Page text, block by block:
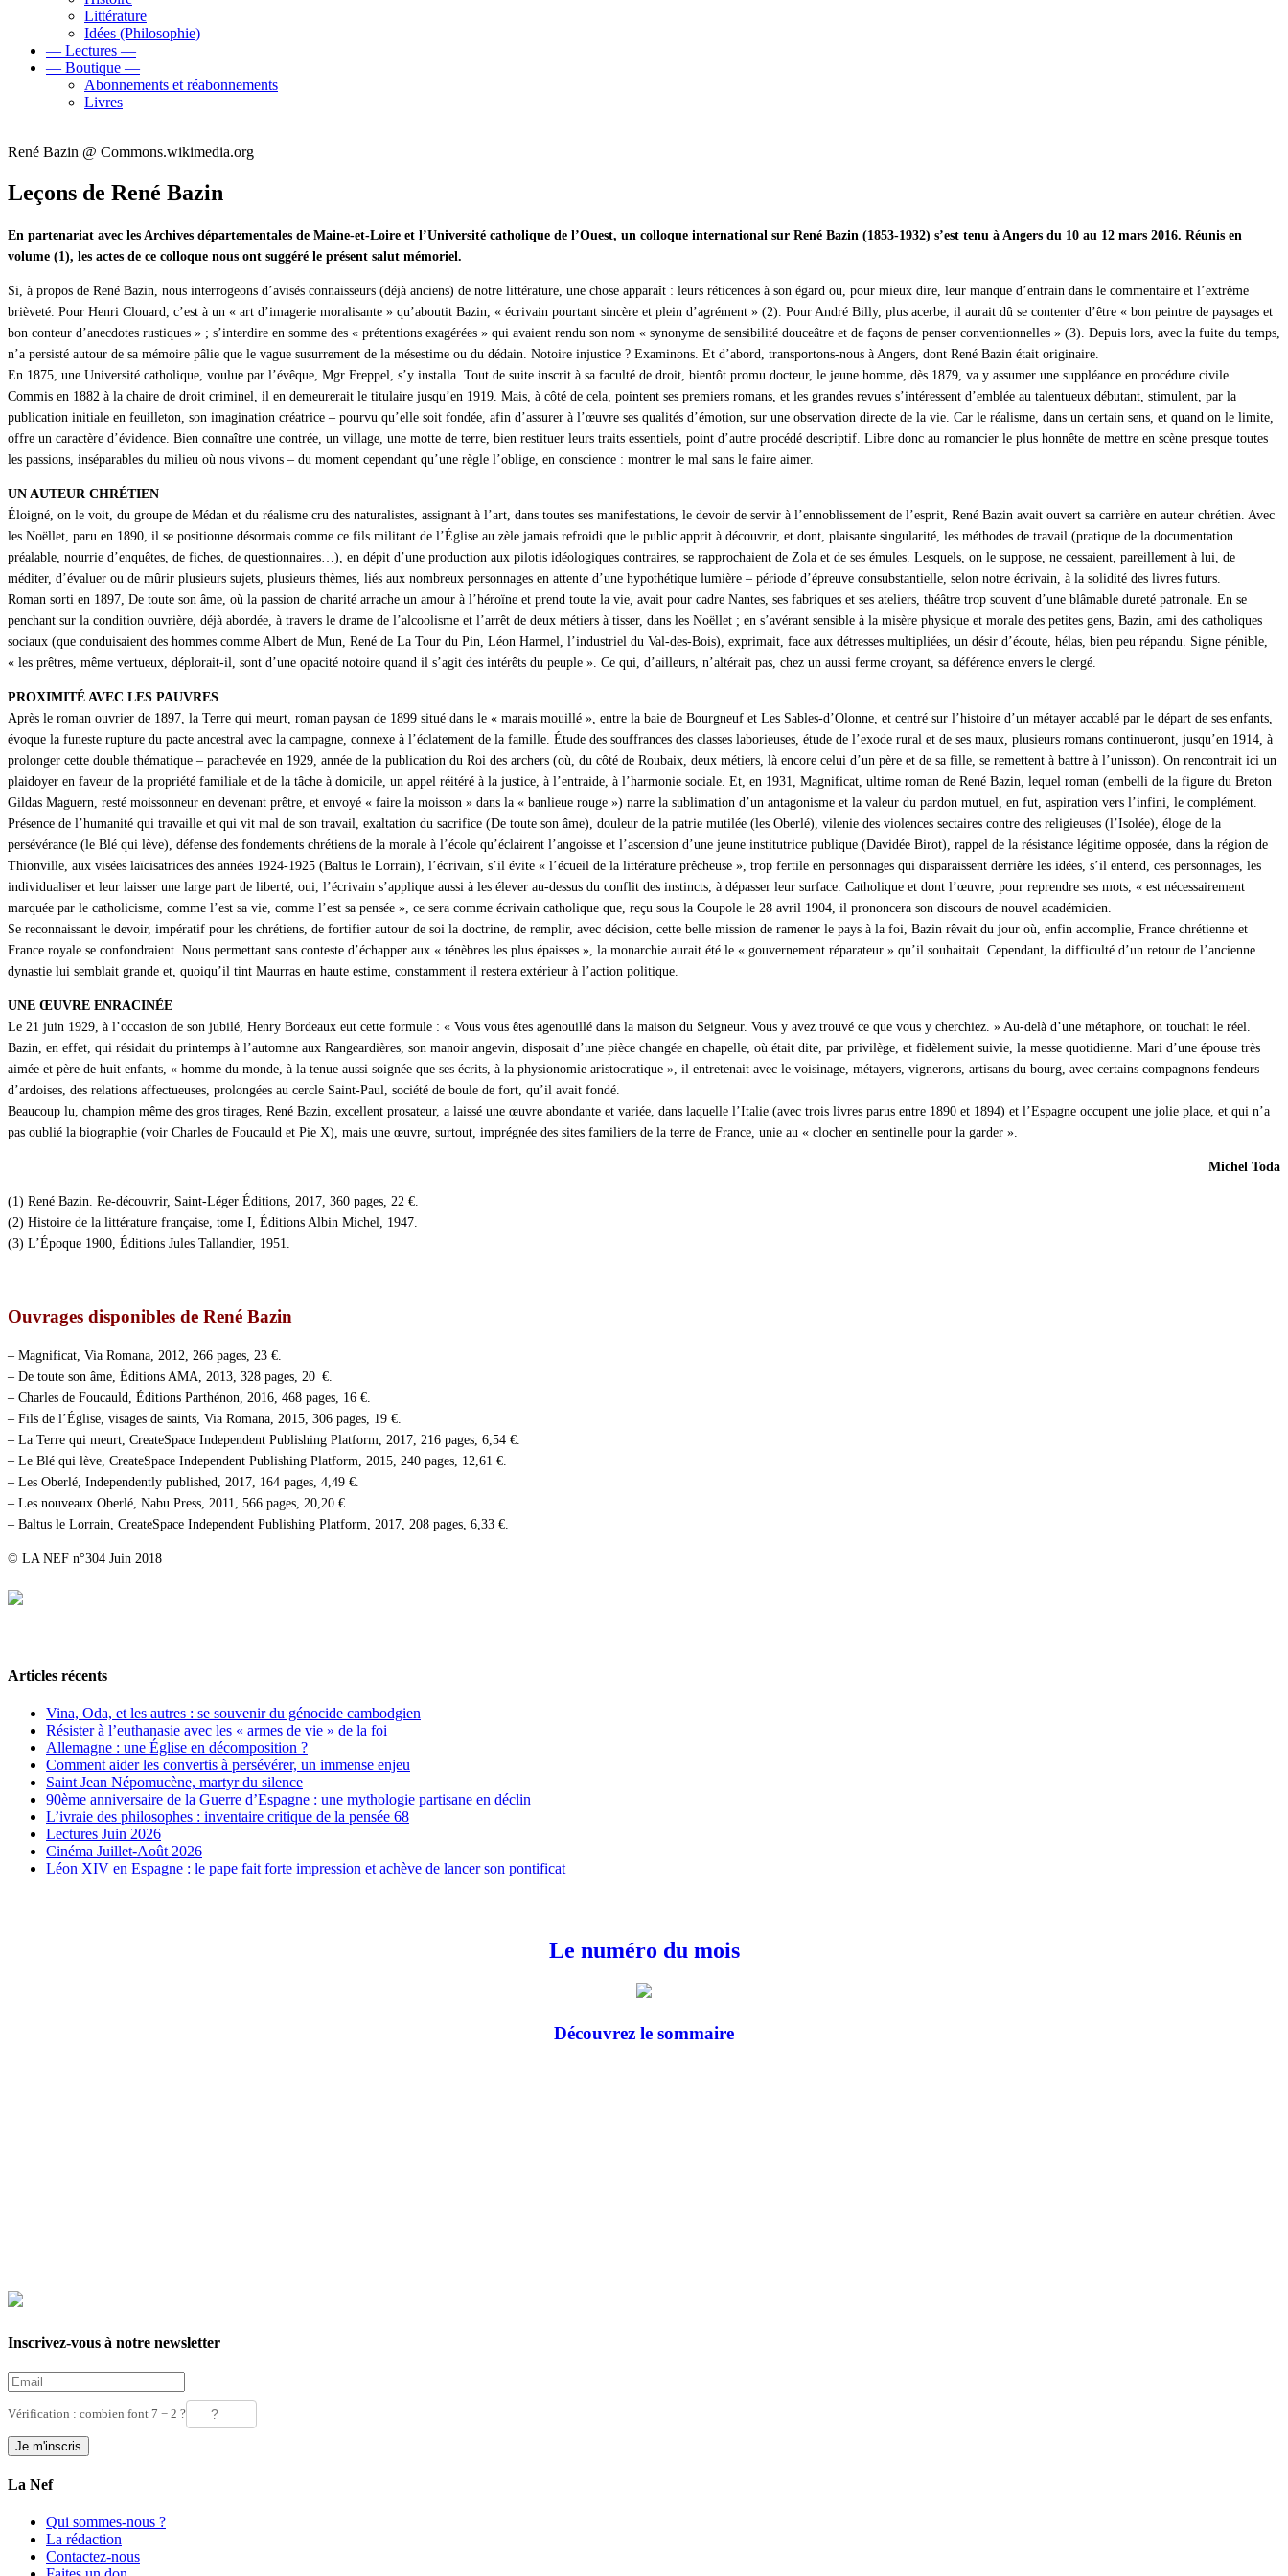
Littérature
Idées (Philosophie)
— Lectures —
— Boutique —
Abonnements et réabonnements
Livres
René Bazin @ Commons.wikimedia.org
Leçons de René Bazin
En partenariat avec les Archives départementales de Maine-et-Loire et l’Université catholique de l’Ouest, un colloque international sur René Bazin (1853-1932) s’est tenu à Angers du 10 au 12 mars 2016. Réunis en
volume (1), les actes de ce colloque nous ont suggéré le présent salut mémoriel.
Si, à propos de René Bazin, nous interrogeons d’avisés connaisseurs (déjà anciens) de notre littérature, une chose apparaît : leurs réticences à son égard ou, pour mieux dire, leur manque d’entrain dans le commentaire et l’extrême
brièveté. Pour Henri Clouard, c’est à un « art d’imagerie moralisante » qu’aboutit Bazin, « écrivain pourtant sincère et plein d’agrément » (2). Pour André Billy, plus acerbe, il aurait dû se contenter d’être « bon peintre de paysages et
bon conteur d’anecdotes rustiques » ; s’interdire en somme des « prétentions exagérées » qui avaient rendu son nom « synonyme de sensibilité douceâtre et de façons de penser conventionnelles » (3). Depuis lors, avec la fuite du temps,
n’a persisté autour de sa mémoire pâlie que le vague susurrement de la mésestime ou du dédain. Notoire injustice ? Examinons. Et d’abord, transportons-nous à Angers, dont René Bazin était originaire.
En 1875, une Université catholique, voulue par l’évêque, Mgr Freppel, s’y installa. Tout de suite inscrit à sa faculté de droit, bientôt promu docteur, le jeune homme, dès 1879, va y assumer une suppléance en procédure civile.
Commis en 1882 à la chaire de droit criminel, il en demeurerait le titulaire jusqu’en 1919. Mais, à côté de cela, pointent ses premiers romans, et les grandes revues s’intéressent d’emblée au talentueux débutant, stimulent, par la
publication initiale en feuilleton, son imagination créatrice – pourvu qu’elle soit fondée, afin d’assurer à l’œuvre ses qualités d’émotion, sur une observation directe de la vie. Car le réalisme, dans un certain sens, et quand on le limite,
offre un caractère d’évidence. Bien connaître une contrée, un village, une motte de terre, bien restituer leurs traits essentiels, point d’autre procédé descriptif. Libre donc au romancier le plus honnête de mettre en scène presque toutes
les passions, inséparables du milieu où nous vivons – du moment cependant qu’une règle l’oblige, en conscience : montrer le mal sans le faire aimer.
UN AUTEUR CHRÉTIEN
Éloigné, on le voit, du groupe de Médan et du réalisme cru des naturalistes, assignant à l’art, dans toutes ses manifestations, le devoir de servir à l’ennoblissement de l’esprit, René Bazin avait ouvert sa carrière en auteur chrétien. Avec
les Noëllet, paru en 1890, il se positionne désormais comme ce fils militant de l’Église au zèle jamais refroidi que le public apprit à découvrir, et dont, plaisante singularité, les méthodes de travail (pratique de la documentation
préalable, nourrie d’enquêtes, de fiches, de questionnaires…), en dépit d’une production aux pilotis idéologiques contraires, se rapprochaient de Zola et de ses émules. Lesquels, on le suppose, ne cessaient, pareillement à lui, de
méditer, d’évaluer ou de mûrir plusieurs sujets, plusieurs thèmes, liés aux nombreux personnages en attente d’une hypothétique lumière – période d’épreuve consubstantielle, selon notre écrivain, à la solidité des livres futurs.
Roman sorti en 1897, De toute son âme, où la passion de charité arrache un amour à l’héroïne et prend toute la vie, avait pour cadre Nantes, ses fabriques et ses ateliers, théâtre trop souvent d’une blâmable dureté patronale. En se
penchant sur la condition ouvrière, déjà abordée, à travers le drame de l’alcoolisme et l’arrêt de deux métiers à tisser, dans les Noëllet ; en s’avérant sensible à la misère physique et morale des petites gens, Bazin, ami des catholiques
sociaux (que conduisaient des hommes comme Albert de Mun, René de La Tour du Pin, Léon Harmel, l’industriel du Val-des-Bois), exprimait, face aux détresses multipliées, un désir d’écoute, hélas, bien peu répandu. Signe pénible,
« les prêtres, même vertueux, déplorait-il, sont d’une opacité notoire quand il s’agit des intérêts du peuple ». Ce qui, d’ailleurs, n’altérait pas, chez un aussi ferme croyant, sa déférence envers le clergé.
PROXIMITÉ AVEC LES PAUVRES
Après le roman ouvrier de 1897, la Terre qui meurt, roman paysan de 1899 situé dans le « marais mouillé », entre la baie de Bourgneuf et Les Sables-d’Olonne, et centré sur l’histoire d’un métayer accablé par le départ de ses enfants,
évoque la funeste rupture du pacte ancestral avec la campagne, connexe à l’éclatement de la famille. Étude des souffrances des classes laborieuses, étude de l’exode rural et de ses maux, plusieurs romans continueront, jusqu’en 1914, à
prolonger cette double thématique – parachevée en 1929, année de la publication du Roi des archers (où, du côté de Roubaix, deux métiers, là encore celui d’un père et de sa fille, se remettent à battre à l’unisson). On rencontrait ici un
plaidoyer en faveur de la propriété familiale et de la tâche à domicile, un appel réitéré à la justice, à l’entraide, à l’harmonie sociale. Et, en 1931, Magnificat, ultime roman de René Bazin, lequel roman (embelli de la figure du Breton
Gildas Maguern, resté moissonneur en devenant prêtre, et envoyé « faire la moisson » dans la « banlieue rouge ») narre la sublimation d’un antagonisme et la valeur du pardon mutuel, en fut, aspiration vers l’infini, le complément.
Présence de l’humanité qui travaille et qui vit mal de son travail, exaltation du sacrifice (De toute son âme), douleur de la patrie mutilée (les Oberlé), vilenie des violences sectaires contre des religieuses (l’Isolée), éloge de la
persévérance (le Blé qui lève), défense des fondements chrétiens de la morale à l’école qu’éclairent l’angoisse et l’ascension d’une jeune institutrice publique (Davidée Birot), rappel de la résistance légitime opposée, dans la région de
Thionville, aux visées laïcisatrices des années 1924-1925 (Baltus le Lorrain), l’écrivain, s’il évite « l’écueil de la littérature prêcheuse », trop fertile en personnages qui disparaissent derrière les idées, s’il entend, ces personnages, les
individualiser et leur laisser une large part de liberté, oui, l’écrivain s’applique aussi à les élever au-dessus du conflit des instincts, à dépasser leur surface. Catholique et dont l’œuvre, pour reprendre ses mots, « est nécessairement
marquée par le catholicisme, comme l’est sa vie, comme l’est sa pensée », ce sera comme écrivain catholique que, reçu sous la Coupole le 28 avril 1904, il prononcera son discours de nouvel académicien.
Se reconnaissant le devoir, impératif pour les chrétiens, de fortifier autour de soi la doctrine, de remplir, avec décision, cette belle mission de ramener le pays à la foi, Bazin rêvait du jour où, enfin accomplie, France chrétienne et
France royale se confondraient. Nous permettant sans conteste d’échapper aux « ténèbres les plus épaisses », la monarchie aurait été le « gouvernement réparateur » qu’il souhaitait. Cependant, la difficulté d’un retour de l’ancienne
dynastie lui semblait grande et, quoiqu’il tint Maurras en haute estime, constamment il restera extérieur à l’action politique.
UNE ŒUVRE ENRACINÉE
Le 21 juin 1929, à l’occasion de son jubilé, Henry Bordeaux eut cette formule : « Vous vous êtes agenouillé dans la maison du Seigneur. Vous y avez trouvé ce que vous y cherchiez. » Au-delà d’une métaphore, on touchait le réel.
Bazin, en effet, qui résidait du printemps à l’automne aux Rangeardières, son manoir angevin, disposait d’une pièce changée en chapelle, où était dite, par privilège, et fidèlement suivie, la messe quotidienne. Mari d’une épouse très
aimée et père de huit enfants, « homme du monde, à la tenue aussi soignée que ses écrits, à la physionomie aristocratique », il entretenait avec le voisinage, métayers, vignerons, artisans du bourg, avec certains compagnons fendeurs
d’ardoises, des relations affectueuses, prolongées au cercle Saint-Paul, société de boule de fort, qu’il avait fondé.
Beaucoup lu, champion même des gros tirages, René Bazin, excellent prosateur, a laissé une œuvre abondante et variée, dans laquelle l’Italie (avec trois livres parus entre 1890 et 1894) et l’Espagne occupent une jolie place, et qui n’a
pas oublié la biographie (voir Charles de Foucauld et Pie X), mais une œuvre, surtout, imprégnée des sites familiers de la terre de France, unie au « clocher en sentinelle pour la garder ».
Michel Toda
(1) René Bazin. Re-découvrir, Saint-Léger Éditions, 2017, 360 pages, 22 €.
(2) Histoire de la littérature française, tome I, Éditions Albin Michel, 1947.
(3) L’Époque 1900, Éditions Jules Tallandier, 1951.
Ouvrages disponibles de René Bazin
– Magnificat, Via Romana, 2012, 266 pages, 23 €.
– De toute son âme, Éditions AMA, 2013, 328 pages, 20 €.
– Charles de Foucauld, Éditions Parthénon, 2016, 468 pages, 16 €.
– Fils de l’Église, visages de saints, Via Romana, 2015, 306 pages, 19 €.
– La Terre qui meurt, CreateSpace Independent Publishing Platform, 2017, 216 pages, 6,54 €.
– Le Blé qui lève, CreateSpace Independent Publishing Platform, 2015, 240 pages, 12,61 €.
– Les Oberlé, Independently published, 2017, 164 pages, 4,49 €.
– Les nouveaux Oberlé, Nabu Press, 2011, 566 pages, 20,20 €.
– Baltus le Lorrain, CreateSpace Independent Publishing Platform, 2017, 208 pages, 6,33 €.
© LA NEF n°304 Juin 2018
Articles récents
Vina, Oda, et les autres : se souvenir du génocide cambodgien
Résister à l’euthanasie avec les « armes de vie » de la foi
Allemagne : une Église en décomposition ?
Comment aider les convertis à persévérer, un immense enjeu
Saint Jean Népomucène, martyr du silence
90ème anniversaire de la Guerre d’Espagne : une mythologie partisane en déclin
L’ivraie des philosophes : inventaire critique de la pensée 68
Lectures Juin 2026
Cinéma Juillet-Août 2026
Léon XIV en Espagne : le pape fait forte impression et achève de lancer son pontificat
Le numéro du mois
Découvrez le sommaire
Inscrivez-vous à notre newsletter
Vérification : combien font 7 − 2 ?
La Nef
Qui sommes-nous ?
La rédaction
Contactez-nous